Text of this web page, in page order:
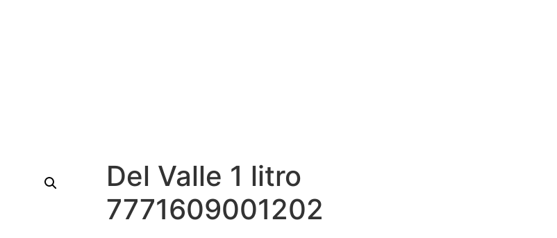
Del Valle 1 litro
7771609001202